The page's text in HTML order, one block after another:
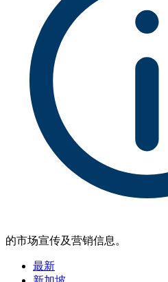
的市场宣传及营销信息。
最新